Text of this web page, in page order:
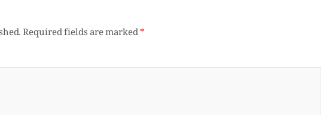
Required fields are marked*